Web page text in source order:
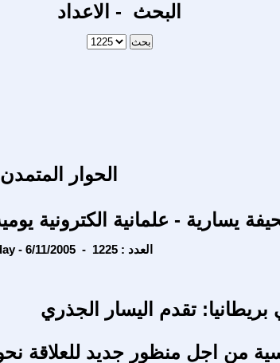
البحث - الاعداد
الحوار المتمدن
يسارية - علمانية الكترونية
Saturday - 6/11/2005 - العدد : 1225
بريطانيا: تقدم اليسار الجذري
من اجل منظور جديد للعلاقة